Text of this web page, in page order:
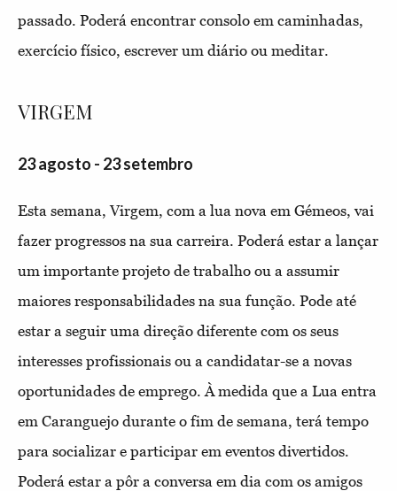
passado. Poderá encontrar consolo em caminhadas,
exercício físico, escrever um diário ou meditar.
VIRGEM
23 agosto - 23 setembro
Esta semana, Virgem, com a lua nova em Gémeos, vai
fazer progressos na sua carreira. Poderá estar a lançar
um importante projeto de trabalho ou a assumir
maiores responsabilidades na sua função. Pode até
estar a seguir uma direção diferente com os seus
interesses profissionais ou a candidatar-se a novas
oportunidades de emprego. À medida que a Lua entra
em Caranguejo durante o fim de semana, terá tempo
para socializar e participar em eventos divertidos.
Poderá estar a pôr a conversa em dia com os amigos